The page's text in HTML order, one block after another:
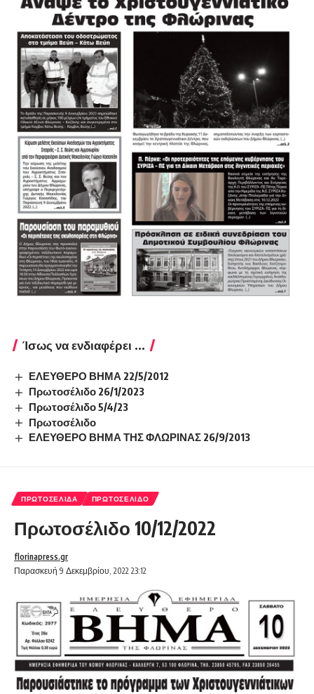
Ίσως να ενδιαφέρει ...
ΕΛΕΥΘΕΡΟ ΒΗΜΑ 22/5/2012
Πρωτοσέλιδο 26/1/2023
Πρωτοσέλιδο 5/4/23
Πρωτοσέλιδο
ΕΛΕΥΘΕΡΟ ΒΗΜΑ ΤΗΣ ΦΛΩΡΙΝΑΣ 26/9/2013
ΠΡΩΤΟΣΈΛΙΔΑ ΠΡΩΤΟΣΈΛΙΔΟ
Πρωτοσέλιδο 10/12/2022
Παρασκευή 9 Δεκεμβρίου, 2022 23:12
florinapress.gr